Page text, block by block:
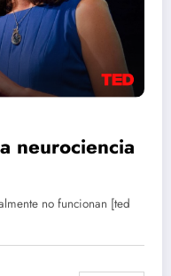
neurociencia
no funcionan [ted